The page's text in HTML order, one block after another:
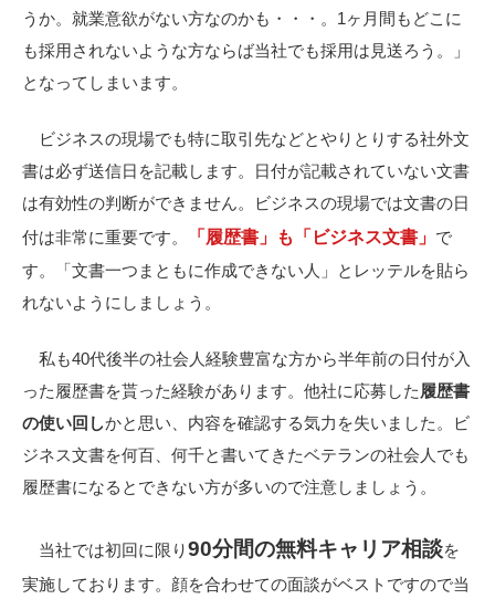
うか。就業意欲がない方なのかも・・・。1ヶ月間もどこに
も採用されないような方ならば当社でも採用は見送ろう。」
となってしまいます。
ビジネスの現場でも特に取引先などとやりとりする社外文
書は必ず送信日を記載します。日付が記載されていない文書
は有効性の判断ができません。ビジネスの現場では文書の日
付は非常に重要です。
「履歴書」も「ビジネス文書」 で
す。「文書一つまともに作成できない人」とレッテルを貼ら
れないようにしましょう。
私も40代後半の社会人経験豊富な方から半年前の日付が入
った履歴書を貰った経験があります。他社に応募した 履歴書
の使い回しかと思い、内容を確認する気力を失いました。ビ
ジネス文書を何百、何千と書いてきたベテランの社会人でも
履歴書になるとできない方が多いので注意しましょう。
当社では初回に限り90分間の無料キャリア相談を
実施しております。 顔を合わせての面談がベストですので当